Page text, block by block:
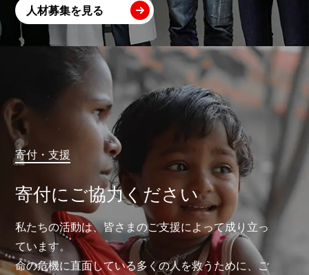
人材募集を見る
寄付・支援
寄付にご協力ください
私たちの活動は、皆さまのご支援によって成り立っ
ています。
命の危機に直面している多くの人を救うために、ご